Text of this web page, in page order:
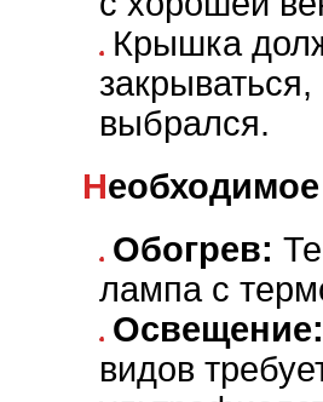
Крышка
выбрался.
Обогрев:
лампа с
Освещение:
видов